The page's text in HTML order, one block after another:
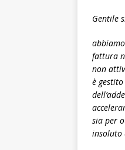
Gentile
fattura
non
è
sia per
insoluto